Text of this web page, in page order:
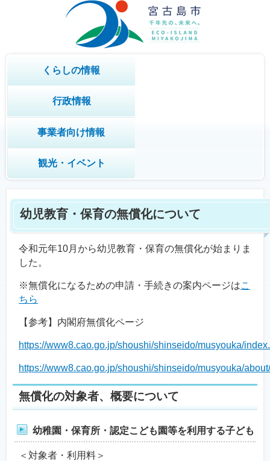
くらしの情報
行政情報
事業者向け情報
観光・イベント
幼児教育・保育の無償化について
令和元年10月から幼児教育・保育の無償化が始まりま
した。
※無償化になるための申請・手続きの案内ページはこ
ちら
【参考】内閣府無償化ページ
https://www8.cao.go.jp/shoushi/shinseido/musyouka/
https://www8.cao.go.jp/shoushi/shinseido/musyouka/
無償化の対象者、概要について
幼稚園・保育所・認定こども園等を利用する子ども
＜対象者・利用料＞